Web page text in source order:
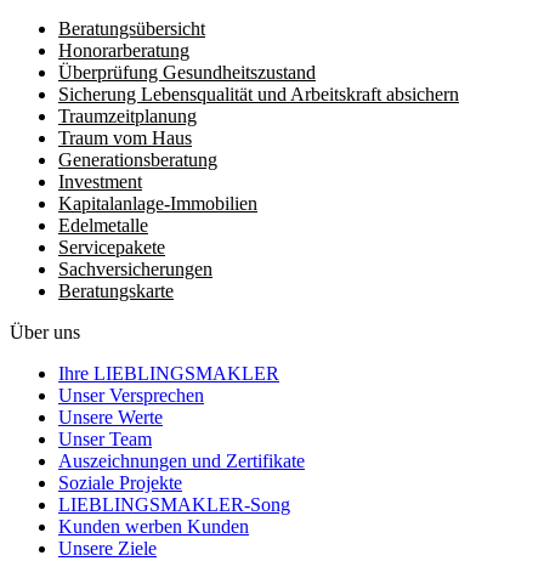
Beratungsübersicht
Honorar­beratung
Überprüfung Gesundheits­zustand
Sicherung Lebensqualität und Arbeitskraft absichern
Traumzeit­planung
Traum vom Haus
Generationsberatung
Investment
Kapitalanlage-Immobilien
Edelmetalle
Servicepakete
Sachversicherungen
Beratungskarte
Über uns
Ihre LIEBLINGSMAKLER
Unser Versprechen
Unsere Werte
Unser Team
Auszeichnungen und Zertifikate
Soziale Projekte
LIEBLINGSMAKLER-Song
Kunden werben Kunden
Unsere Ziele